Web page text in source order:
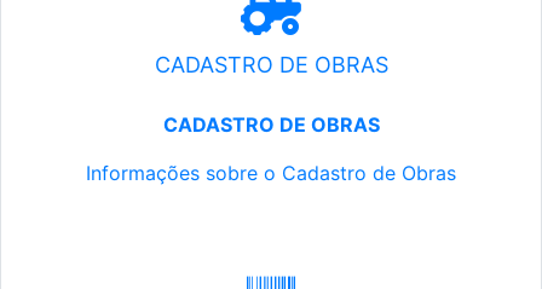
CADASTRO DE OBRAS
CADASTRO DE OBRAS
Informações sobre o Cadastro de Obras